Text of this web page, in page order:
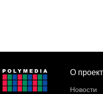
О
Новости